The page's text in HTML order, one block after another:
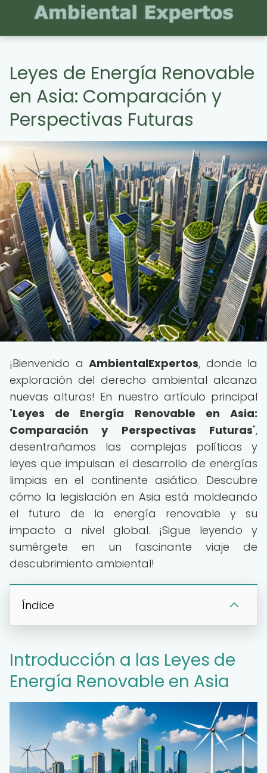
Leyes de Energía Renovable
en Asia: Comparación y
Perspectivas Futuras
¡Bienvenido a AmbientalExpertos, donde la
exploración del derecho ambiental alcanza
nuevas alturas! En nuestro artículo principal
"Leyes de Energía Renovable en Asia:
Comparación y Perspectivas Futuras",
desentrañamos las complejas políticas y
leyes que impulsan el desarrollo de energías
limpias en el continente asiático. Descubre
cómo la legislación en Asia está moldeando
el futuro de la energía renovable y su
impacto a nivel global. ¡Sigue leyendo y
sumérgete en un fascinante viaje de
descubrimiento ambiental!
Índice
Introducción a las Leyes de
Energía Renovable en Asia